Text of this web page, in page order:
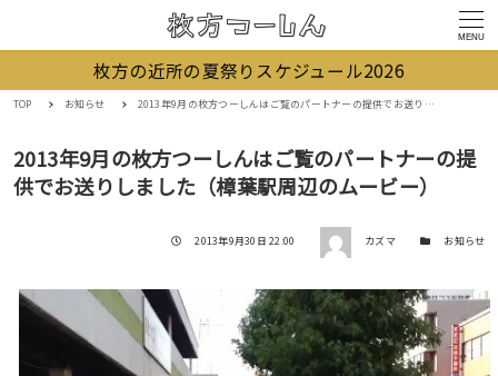
MENU
枚方の近所の夏祭りスケジュール2026
TOP お知らせ 2013年9月の枚方つーしんはご覧のパートナーの提供でお送りしました（樟葉駅周辺のムービー）
2013年9月の枚方つーしんはご覧のパートナーの提
供でお送りしました（樟葉駅周辺のムービー）
投稿日
2013年9月30日 22:00 著者 カズマ カテゴリー
お知らせ